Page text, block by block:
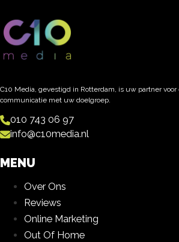
C10 Media, gevestigd in Rotterdam, is uw partner
communicatie met uw doelgroep.
010 743 06 97
info@c10media.nl
MENU
Over Ons
Reviews
Online Marketing
Out Of Home